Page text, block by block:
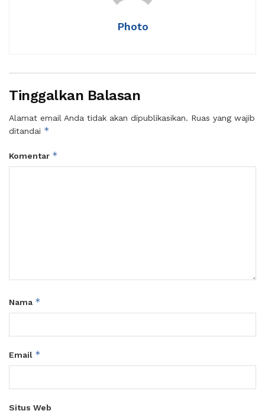
Photo
Tinggalkan Balasan
Alamat email Anda tidak akan dipublikasikan. Ruas yang wajib
ditandai *
Komentar *
Nama *
Email *
Situs Web